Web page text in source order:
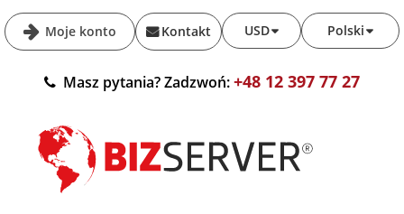
Moje konto Polski
USD
Kontakt
Masz pytania? Zadzwoń:+48 12 397 77 27